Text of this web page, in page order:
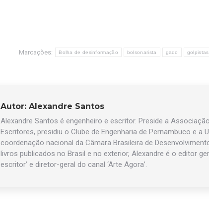
Marcações: Bolha de desinformação bolsonarista gado golpistas
Autor: Alexandre Santos
Alexandre Santos é engenheiro e escritor. Preside a
Escritores, presidiu o Clube de Engenharia de Pernambuco e a
coordenação nacional da Câmara Brasileira de
livros publicados no Brasil e no exterior, Alexandre é o editor
escritor’ e diretor-geral do canal ‘Arte Agora’.